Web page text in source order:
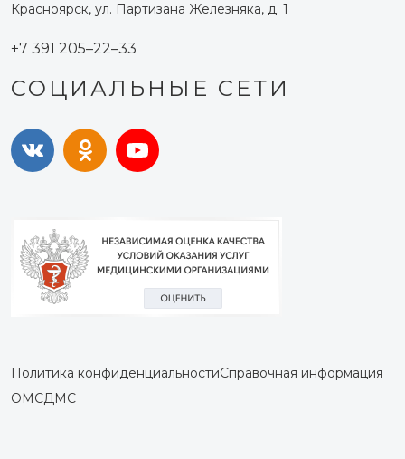
Красноярск, ул. Партизана Железняка, д. 1
+7 391 205–22–33
СОЦИАЛЬНЫЕ СЕТИ
Политика конфиденциальностиСправочная информация
ОМСДМС